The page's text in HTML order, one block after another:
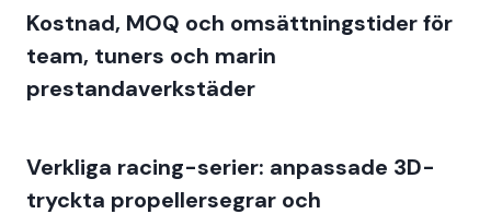
Kostnad, MOQ och omsättningstider för
team, tuners och marin
prestandaverkstäder
Verkliga racing-serier: anpassade 3D-
tryckta propellersegrar och